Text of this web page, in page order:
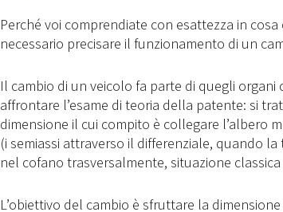
Perché voi comprendiate con esattezza in cosa
necessario precisare il funzionamento di un
Il cambio di un veicolo fa parte di quegli
affrontare l’esame di teoria della patente: si
dimensione il cui compito è collegare l’albero
(i semiassi attraverso il differenziale, quando
nel cofano trasversalmente, situazione
L’obiettivo del cambio è sfruttare la